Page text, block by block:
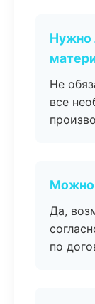
Нужно
Не
все
Можно
Да,
по